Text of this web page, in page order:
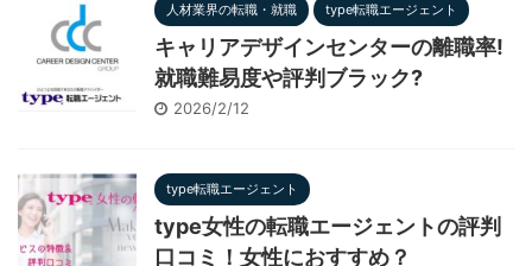
人材業界の転職・就職 type転職エージェント
キャリアデザインセンターの離職率!
就職難易度や評判ブラック?
2026/2/12
type転職エージェント
type女性の転職エージェントの評判
口コミ！女性におすすめ？